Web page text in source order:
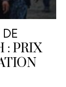
: PRIX